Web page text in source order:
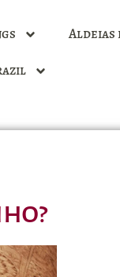
Aldeias